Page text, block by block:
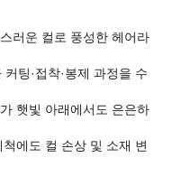
러운 컬로 풍성한 헤어라
팅·접착·봉제 과정을 수
햇빛 아래에서도 은은하
에도 컬 손상 및 소재 변